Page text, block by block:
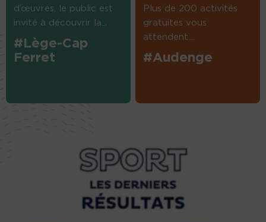
d’œuvres, le public est
invité à découvrir la...
#Lège-Cap
Ferret
Plus de 200 activités
gratuites vous
attendent....
#Audenge